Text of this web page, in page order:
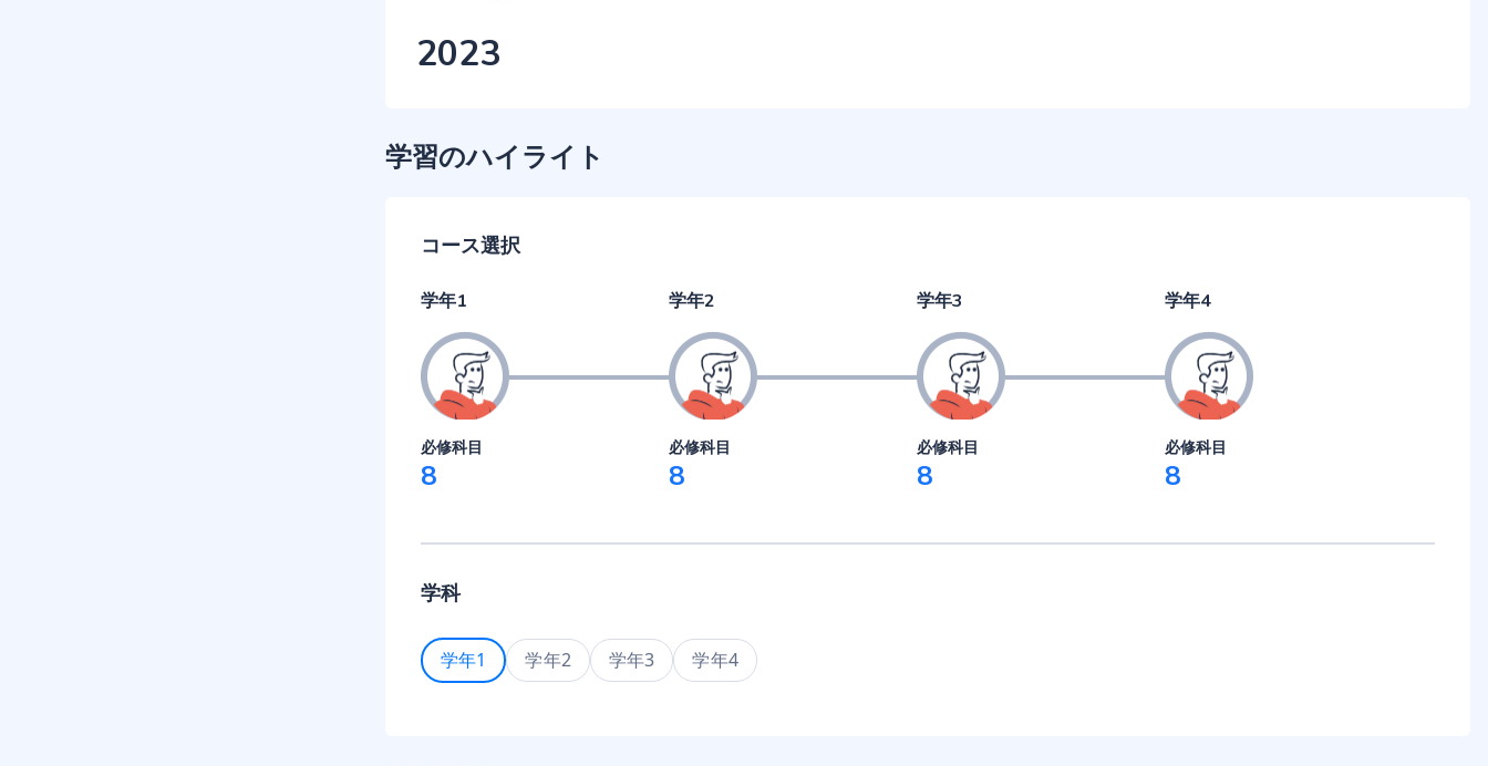
2023
学習のハイライト
コース選択
学年1
必修科目
8
学年2
必修科目
8
学年3
必修科目
8
学年4
必修科目
8
学科
学年1 学年2 学年3 学年4